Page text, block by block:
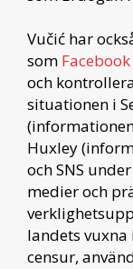
Vučić har
som Facebook
och
situationen i
Huxley
och SNS
medier och
landets vuxna
censur,